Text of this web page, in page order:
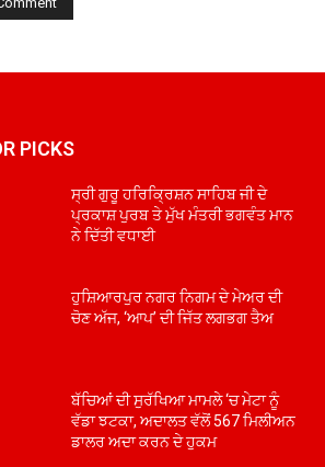
PICKS
ਸ੍ਰੀ ਗੁਰੂ ਹਰਿਕ੍ਰਿਸ਼ਨ ਸਾਹਿਬ ਜੀ ਦੇ
ਪ੍ਰਕਾਸ਼ ਪੁਰਬ ਤੇ ਮੁੱਖ ਮੰਤਰੀ ਭਗਵੰਤ ਮਾਨ
ਨੇ ਦਿੱਤੀ ਵਧਾਈ
ਹੁਸ਼ਿਆਰਪੁਰ ਨਗਰ ਨਿਗਮ ਦੇ ਮੇਅਰ ਦੀ
ਚੋਣ ਅੱਜ, ‘ਆਪ’ ਦੀ ਜਿੱਤ ਲਗਭਗ ਤੈਅ
ਬੱਚਿਆਂ ਦੀ ਸੁਰੱਖਿਆ ਮਾਮਲੇ ‘ਚ ਮੇਟਾ ਨੂੰ
ਵੱਡਾ ਝਟਕਾ, ਅਦਾਲਤ ਵੱਲੋਂ 567 ਮਿਲੀਅਨ
ਡਾਲਰ ਅਦਾ ਕਰਨ ਦੇ ਹੁਕਮ